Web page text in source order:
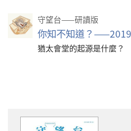
守望台——研讀版
你知不知道？
猶太會堂的起源是什麼？